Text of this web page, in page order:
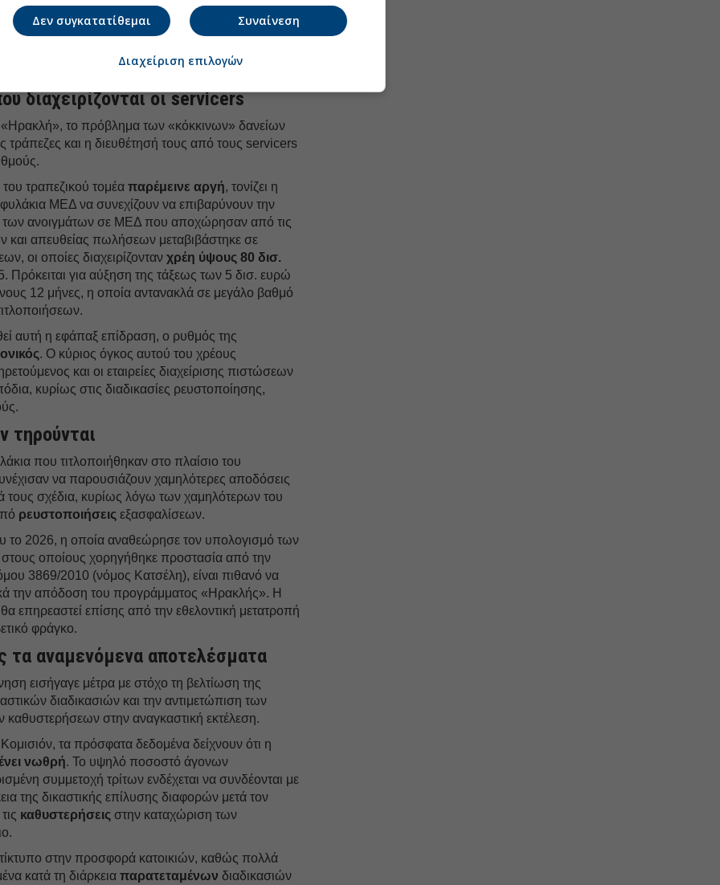
οι τράπεζες προτίθενται να στρέψουν την
και να συνεχίσουν να χρησιμοποιούν
για να διατηρήσουν τα επίπεδα των ΜΕΔ εντός
τους σχεδίων.
διαχειρίζονται οι servicers
«Ηρακλή», το πρόβλημα των «κόκκινων» δανείων
τράπεζες και η διευθέτησή τους από τους servicers
τραπεζικού τομέα παρέμεινε αργή, τονίζει η
ΜΕΔ να συνεχίζουν να επιβαρύνουν την
των ανοιγμάτων σε ΜΕΔ που αποχώρησαν από τις
και απευθείας πωλήσεων μεταβιβάστηκε σε
οι οποίες διαχειρίζοντανχρέη ύψους 80 δισ.
Πρόκειται για αύξηση της τάξεως των 5 δισ. ευρώ
12 μήνες, η οποία αντανακλά σε μεγάλο βαθμό
αυτή η εφάπαξ επίδραση, ο ρυθμός της
. Ο κύριος όγκος αυτού του χρέους
και οι εταιρείες διαχείρισης πιστώσεων
κυρίως στις διαδικασίες ρευστοποίησης,
τηρούνται
που τιτλοποιήθηκαν στο πλαίσιο του
να παρουσιάζουν χαμηλότερες αποδόσεις
τους σχέδια, κυρίως λόγω των χαμηλότερων του
ρευστοποιήσεις εξασφαλίσεων.
το 2026, η οποία αναθεώρησε τον υπολογισμό των
στους οποίους χορηγήθηκε προστασία από την
3869/2010 (νόμος Κατσέλη), είναι πιθανό να
την απόδοση του προγράμματος «Ηρακλής». Η
επηρεαστεί επίσης από την εθελοντική μετατροπή
φράγκο.
τα αναμενόμενα αποτελέσματα
εισήγαγε μέτρα με στόχο τη βελτίωση της
διαδικασιών και την αντιμετώπιση των
στην αναγκαστική εκτέλεση.
τα πρόσφατα δεδομένα δείχνουν ότι η
νωθρή. Το υψηλό ποσοστό άγονων
συμμετοχή τρίτων ενδέχεται να συνδέονται με
της δικαστικής επίλυσης διαφορών μετά τον
καθυστερήσεις στην καταχώριση των
στην προσφορά κατοικιών, καθώς πολλά
κατά τη διάρκειαπαρατεταμένων διαδικασιών
Συναίνεση
Δεν συγκατατίθεμαι
Διαχείριση επιλογών